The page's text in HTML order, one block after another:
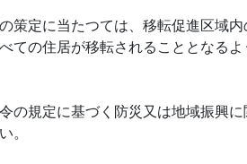
策定に当たつては、移転促進区域
ての住居が移転されることとなる
の規定に基づく防災又は地域振興
。